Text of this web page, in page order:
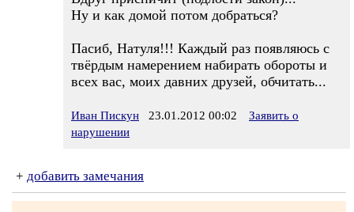
Ну и как домой потом добраться?
Пасиб, Натуля!!! Каждый раз появляюсь с
твёрдым намерением набирать обороты и
всех вас, моих давних друзей, обчитать...
Иван Пискун 23.01.2012 00:02
Заявить о
нарушении
+ добавить замечания